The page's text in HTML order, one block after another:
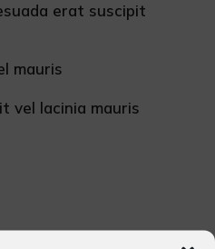
erat suscipit
mauris
vel lacinia mauris